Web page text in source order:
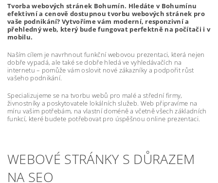
Tvorba webových stránek Bohumín. Hledáte v Bohumínu
efektivní a cenově dostupnou tvorbu webových stránek pro
vaše podnikání? Vytvoříme vám moderní, responzivní a
přehledný web, který bude fungovat perfektně na počítači i v
mobilu.
Naším cílem je navrhnout funkční webovou prezentaci, která nejen
dobře vypadá, ale také se dobře hledá ve vyhledávačích na
internetu – pomůže vám oslovit nové zákazníky a podpořit růst
vašeho podnikání.
Specializujeme se na tvorbu webů pro malé a střední firmy,
živnostníky a poskytovatele lokálních služeb. Web připravíme na
míru vašim potřebám, na vlastní doméně a včetně všech základních
funkcí, které budete potřebovat pro úspěšnou online prezentaci.
WEBOVÉ STRÁNKY S DŮRAZEM
NA SEO